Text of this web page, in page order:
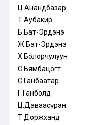
Ц.Анандбазар
Т.Аубакир
Б.Бат-Эрдэнэ
Ж.Бат-Эрдэнэ
Х.Болорчулуун
С.Бямбацогт
С.Ганбаатар
Г.Ганболд
Ц.Даваасүрэн
Т.Доржханд